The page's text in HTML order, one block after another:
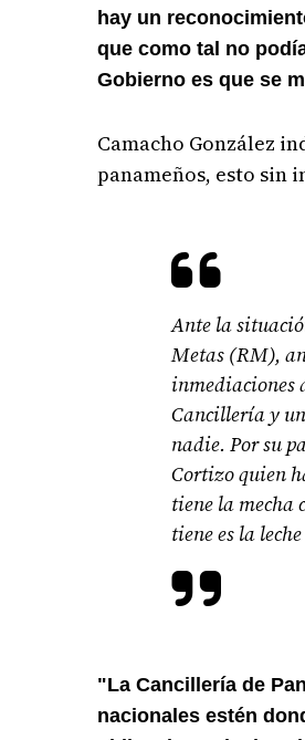
hay un
que como tal no
Gobierno es que se
Camacho González
panameños, esto sin
Ante la
Metas (RM),
inmediaciones
Cancillería y un
nadie. Por su
Cortizo quien
tiene la mecha
tiene es la
"La Cancillería de
nacionales estén